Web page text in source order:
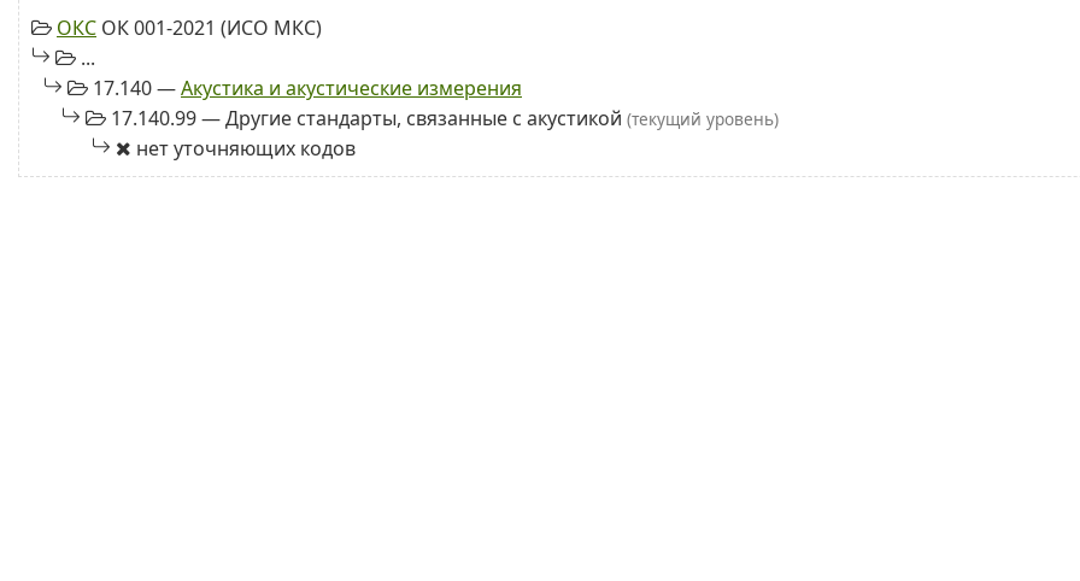
ОКС ОК 001-2021 (ИСО МКС)
...
17.140 —Акустика и акустические измерения
17.140.99 — Другие стандарты, связанные с акустикой (текущий уровень)
нет уточняющих кодов